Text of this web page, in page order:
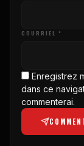
COURRIEL *
Enregistrez
dans ce
commenterai.